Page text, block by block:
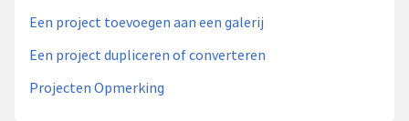
Een project toevoegen aan een galerij
Een project dupliceren of converteren
Projecten Opmerking